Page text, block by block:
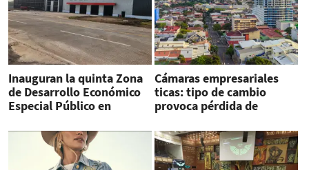
Inauguran la quinta Zona
de Desarrollo Económico
Especial Público en
Cámaras empresariales
ticas: tipo de cambio
provoca pérdida de
competitividad